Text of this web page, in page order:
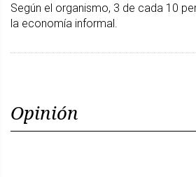
Según el organismo, 3 de cada 10
la economía informal.
Opinión